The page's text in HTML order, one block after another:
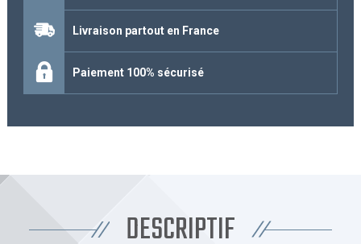
Livraison partout en France
Paiement 100% sécurisé
DESCRIPTIF